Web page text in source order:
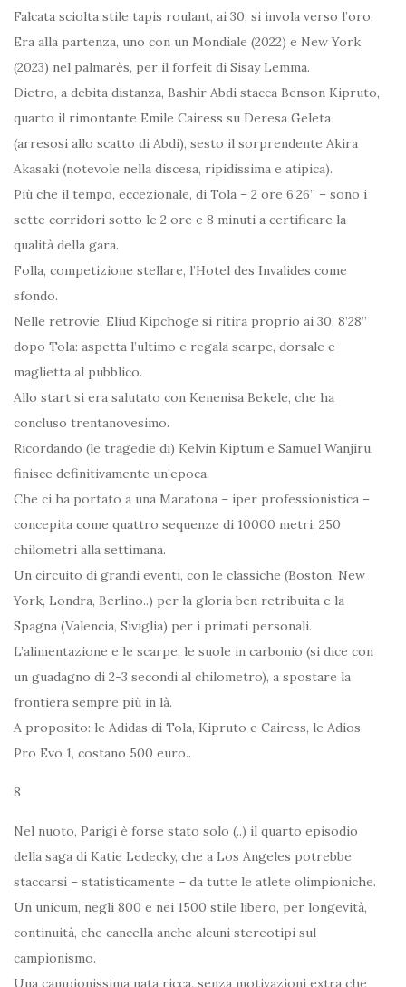
Falcata sciolta stile tapis roulant, ai 30, si invola verso l’oro.
Era alla partenza, uno con un Mondiale (2022) e New York
(2023) nel palmarès, per il forfeit di Sisay Lemma.
Dietro, a debita distanza, Bashir Abdi stacca Benson Kipruto,
quarto il rimontante Emile Cairess su Deresa Geleta
(arresosi allo scatto di Abdi), sesto il sorprendente Akira
Akasaki (notevole nella discesa, ripidissima e atipica).
Più che il tempo, eccezionale, di Tola – 2 ore 6’26” – sono i
sette corridori sotto le 2 ore e 8 minuti a certificare la
qualità della gara.
Folla, competizione stellare, l’Hotel des Invalides come
sfondo.
Nelle retrovie, Eliud Kipchoge si ritira proprio ai 30, 8’28”
dopo Tola: aspetta l’ultimo e regala scarpe, dorsale e
maglietta al pubblico.
Allo start si era salutato con Kenenisa Bekele, che ha
concluso trentanovesimo.
Ricordando (le tragedie di) Kelvin Kiptum e Samuel Wanjiru,
finisce definitivamente un’epoca.
Che ci ha portato a una Maratona – iper professionistica –
concepita come quattro sequenze di 10000 metri, 250
chilometri alla settimana.
Un circuito di grandi eventi, con le classiche (Boston, New
York, Londra, Berlino..) per la gloria ben retribuita e la
Spagna (Valencia, Siviglia) per i primati personali.
L’alimentazione e le scarpe, le suole in carbonio (si dice con
un guadagno di 2-3 secondi al chilometro), a spostare la
frontiera sempre più in là.
A proposito: le Adidas di Tola, Kipruto e Cairess, le Adios
Pro Evo 1, costano 500 euro..
8
Nel nuoto, Parigi è forse stato solo (..) il quarto episodio
della saga di Katie Ledecky, che a Los Angeles potrebbe
staccarsi – statisticamente – da tutte le atlete olimpioniche.
Un unicum, negli 800 e nei 1500 stile libero, per longevità,
continuità, che cancella anche alcuni stereotipi sul
campionismo.
Una campionissima nata ricca, senza motivazioni extra che